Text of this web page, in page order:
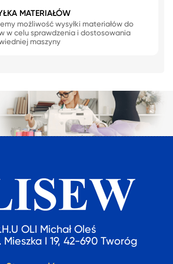
MATERIAŁÓW
możliwość wysyłki materiałów do
w celu sprawdzenia i dostosowania
maszyny
OLI Michał Oleś
Mieszka I 19, 42-690 Tworóg